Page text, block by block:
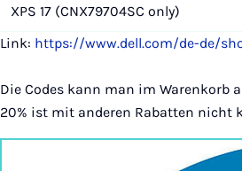
XPS 17 (CNX79704SC only)
Link: https://www.dell.com/de-de/
Die Codes kann man im Warenkorb
20% ist mit anderen Rabatten nicht